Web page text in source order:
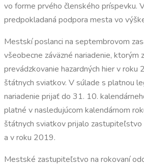
vo forme prvého členského príspevku.
predpokladaná podpora mesta vo
Mestskí poslanci na septembrovom
všeobecne záväzné nariadenie, ktorým
prevádzkovanie hazardných hier v
štátnych sviatkov. V súlade s platnou
nariadenie prijať do 31. 10.
platné v nasledujúcom kalendárnom
štátnych sviatkov prijalo zastupiteľstvo
a v roku 2019.
Mestské zastupiteľstvo na rokovaní